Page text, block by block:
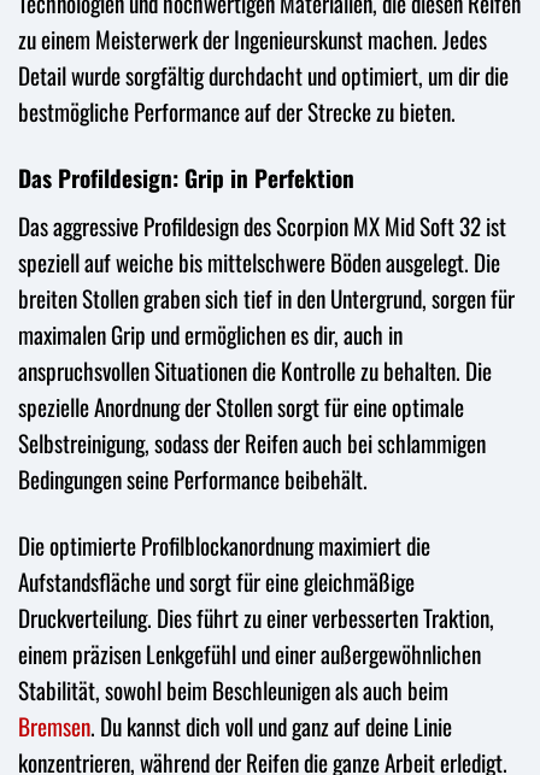
zu einem Meisterwerk der Ingenieurskunst machen. Jedes
Detail wurde sorgfältig durchdacht und optimiert, um dir die
bestmögliche Performance auf der Strecke zu bieten.
Das Profildesign: Grip in Perfektion
Das aggressive Profildesign des Scorpion MX Mid Soft 32 ist
speziell auf weiche bis mittelschwere Böden ausgelegt. Die
breiten Stollen graben sich tief in den Untergrund, sorgen für
maximalen Grip und ermöglichen es dir, auch in
anspruchsvollen Situationen die Kontrolle zu behalten. Die
spezielle Anordnung der Stollen sorgt für eine optimale
Selbstreinigung, sodass der Reifen auch bei schlammigen
Bedingungen seine Performance beibehält.
Die optimierte Profilblockanordnung maximiert die
Aufstandsfläche und sorgt für eine gleichmäßige
Druckverteilung. Dies führt zu einer verbesserten Traktion,
einem präzisen Lenkgefühl und einer außergewöhnlichen
Stabilität, sowohl beim Beschleunigen als auch beim
Bremsen. Du kannst dich voll und ganz auf deine Linie
konzentrieren, während der Reifen die ganze Arbeit erledigt.